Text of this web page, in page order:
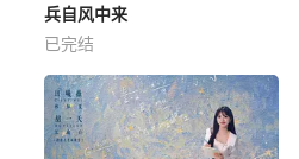
兵自风中来
已完结